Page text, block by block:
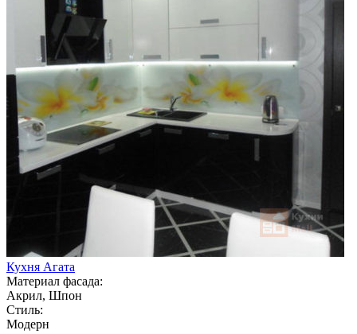
Кухня Агата
Материал фасада:
Акрил, Шпон
Стиль:
Модерн